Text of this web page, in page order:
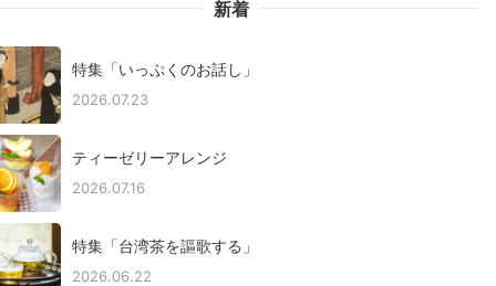
新着
特集「いっぷくのお話し」
2026.07.23
ティーゼリーアレンジ
2026.07.16
特集「台湾茶を謳歌する」
2026.06.22